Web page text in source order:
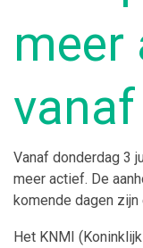
meer
Vanaf donderdag 3
meer actief. De
komende dagen zijn
Het KNMI